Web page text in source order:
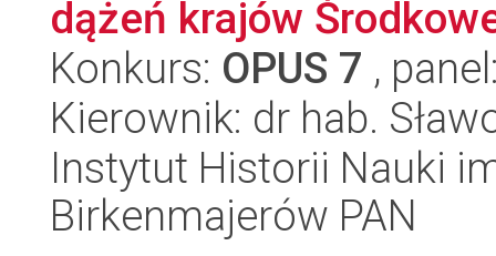
dążeń krajów
Konkurs: OPUS 7 ,
Kierownik: dr hab.
Instytut Historii Nauki
Birkenmajerów PAN